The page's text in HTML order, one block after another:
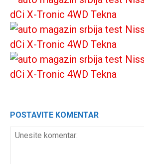
POSTAVITE KOMENTAR